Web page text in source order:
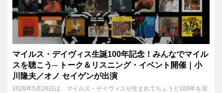
マイルス・デイヴィス生誕100年記念！みんなでマイル
スを聴こう─ トーク＆リスニング・イベント開催｜小
川隆夫／オノ セイゲンが出演
2026年5月26日は、マイルス・デイヴィスが生まれてちょうど100年を迎